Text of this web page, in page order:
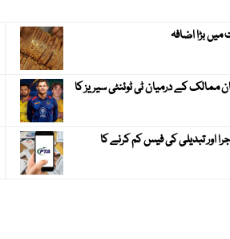
کے میزبان ممالک کے درمیان ٹی ٹوئنٹی سیریز کا
اور تبدیلی کی فیس کم کرنے کا